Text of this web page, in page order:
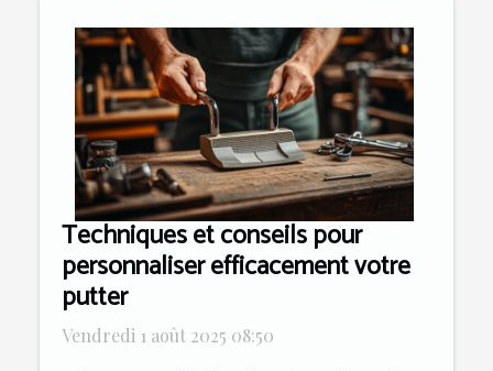
Techniques et conseils pour
personnaliser efficacement votre
putter
Vendredi 1 août 2025 08:50